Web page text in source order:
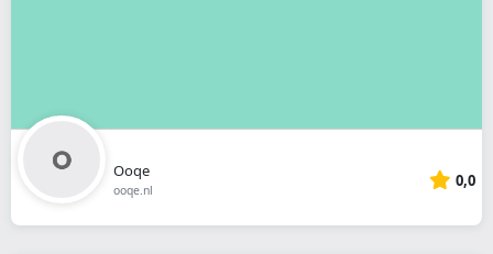
Ooqe
ooqe.nl 0,0